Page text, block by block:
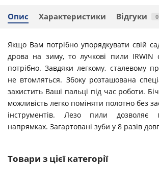
Опис Характеристики Відгуки 0
Якщо Вам потрібно упорядкувати свій
дрова на зиму, то лучкові пили
потрібно. Завдяки легкому, сталевому
не втомляться. Збоку розташована
захистить Ваші пальці під час роботи.
можливість легко поміняти полотно без
інструментів. Лезо пили
напрямках. Загартовані зуби у 8 разів
Товари з цієї категорії